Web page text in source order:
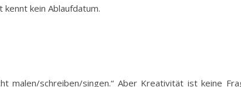
kein Ablaufdatum.
malen/schreiben/singen.“ Aber Kreativität ist keine